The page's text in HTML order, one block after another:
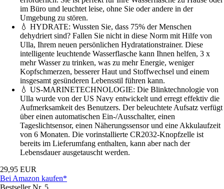
im Büro und leuchtet leise, ohne Sie oder andere in der
Umgebung zu stören.
💧 HYDRATE: Wussten Sie, dass 75% der Menschen
dehydriert sind? Fallen Sie nicht in diese Norm mit Hilfe von
Ulla, Ihrem neuen persönlichen Hydratationstrainer. Diese
intelligente leuchtende Wasserflasche kann Ihnen helfen, 3 x
mehr Wasser zu trinken, was zu mehr Energie, weniger
Kopfschmerzen, besserer Haut und Stoffwechsel und einem
insgesamt gesünderen Lebensstil führen kann.
💧 US-MARINETECHNOLOGIE: Die Blinktechnologie von
Ulla wurde von der US Navy entwickelt und erregt effektiv die
Aufmerksamkeit des Benutzers. Der beleuchtete Aufsatz verfügt
über einen automatischen Ein-/Ausschalter, einen
Tageslichtsensor, einen Näherungssensor und eine Akkulaufzeit
von 6 Monaten. Die vorinstallierte CR2032-Knopfzelle ist
bereits im Lieferumfang enthalten, kann aber nach der
Lebensdauer ausgetauscht werden.
29,95 EUR
Bei Amazon kaufen*
Bestseller Nr. 5